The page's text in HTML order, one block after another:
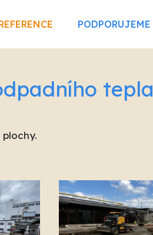
PODPORUJEME
tepla